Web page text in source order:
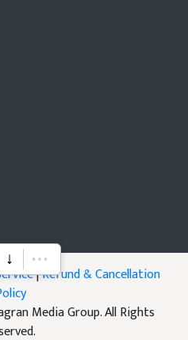
|Refund & Cancellation
Media Group. All Rights